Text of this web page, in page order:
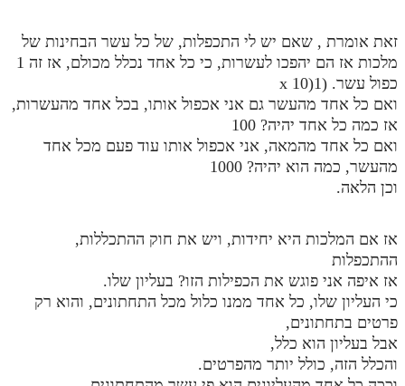
זאת אומרת , שאם יש לי התכפלות, של כל עשר הבחינות של
מלכות אז הם יהפכו לעשרות, כי כל אחד נכלל מכולם, אז זה 1
כפול עשר. (1(10 x
ואם כל אחד מהעשר גם אני אכפול אותו, בכל אחד מהעשרות,
אז כמה כל אחד יהיה? 100
ואם כל אחד מהמאה, אני אכפול אותו עוד פעם מכל אחד
מהעשר, כמה הוא יהיה? 1000
וכן הלאה.
אז אם המלכות היא יחידות, ויש את חוק ההתכללות,
ההתכפלות
אז איפה אני פוגש את הכפילות הזו? בעליון שלו.
כי העליון שלו, כל אחד ממנו כלול מכל התחתונים, והוא רק
פרטים בתחתונים,
אבל בעליון הוא כלל,
והכלל הזה, כולל יותר מהפרטים.